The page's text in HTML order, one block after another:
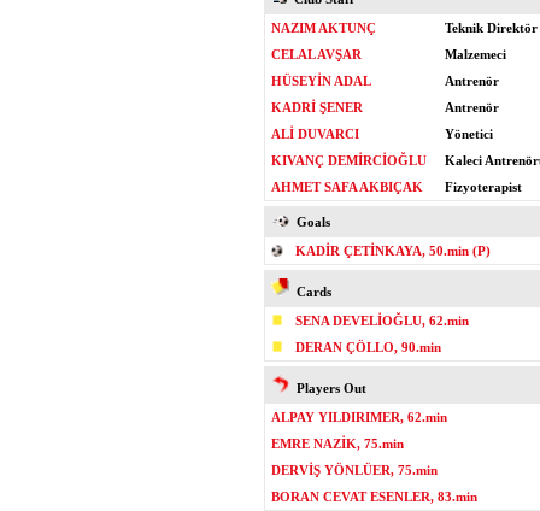
NAZIM AKTUNÇ
Teknik Direktör
CELAL AVŞAR
Malzemeci
HÜSEYİN ADAL
Antrenör
KADRİ ŞENER
Antrenör
ALİ DUVARCI
Yönetici
KIVANÇ DEMİRCİOĞLU
Kaleci
AHMET SAFA AKBIÇAK
Fizyoterapist
Goals
KADİR ÇETİNKAYA, 50.min (P)
Cards
SENA DEVELİOĞLU, 62.min
DERAN ÇÖLLO, 90.min
Players Out
ALPAY YILDIRIMER, 62.min
EMRE NAZİK, 75.min
DERVİŞ YÖNLÜER, 75.min
BORAN CEVAT ESENLER, 83.min